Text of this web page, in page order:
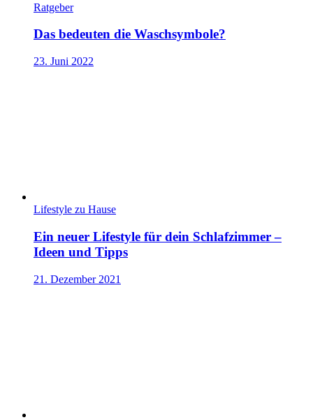
Ratgeber
Das bedeuten die Waschsymbole?
23. Juni 2022
Lifestyle zu Hause
Ein neuer Lifestyle für dein Schlafzimmer –
Ideen und Tipps
21. Dezember 2021